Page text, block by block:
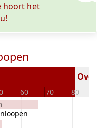
hoort het
60 70 80